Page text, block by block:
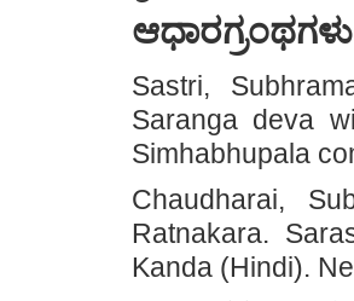
ಆಧಾರಗ್ರಂಥಗಳು
Sastri,
Saranga deva
Simhabhupala
Chaudharai,
Ratnakara.
Kanda (Hindi).